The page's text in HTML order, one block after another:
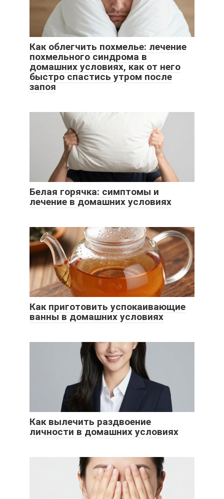
Как облегчить похмелье: лечение
похмельного синдрома в
домашних условиях, как от него
быстро спастись утром после
запоя
Белая горячка: симптомы и
лечение в домашних условиях
Как приготовить успокаивающие
ванны в домашних условиях
Как вылечить раздвоение
личности в домашних условиях